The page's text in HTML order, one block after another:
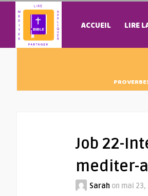
ACCUEIL LIRE
Job 22-
mediter-
Sarah on mai 23,